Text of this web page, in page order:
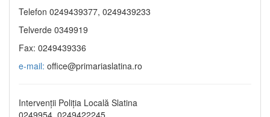
Telefon 0249439377, 0249439233
Telverde 0349919
Fax: 0249439336
e-mail: office@primariaslatina.ro
Intervenții Poliția Locală Slatina
0249954, 0249422245